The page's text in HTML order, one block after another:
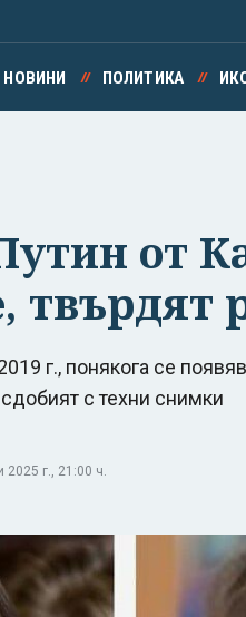
НОВИНИ ПОЛИТИКА
от
твърдят
г., понякога се
с техни снимки
2025 г., 21:00 ч.